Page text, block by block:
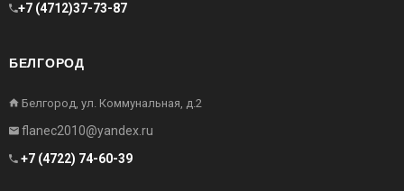
+7 (4712)37-73-87
БЕЛГОРОД
Белгород, ул. Коммунальная, д.2
flanec2010@yandex.ru
+7 (4722) 74-60-39